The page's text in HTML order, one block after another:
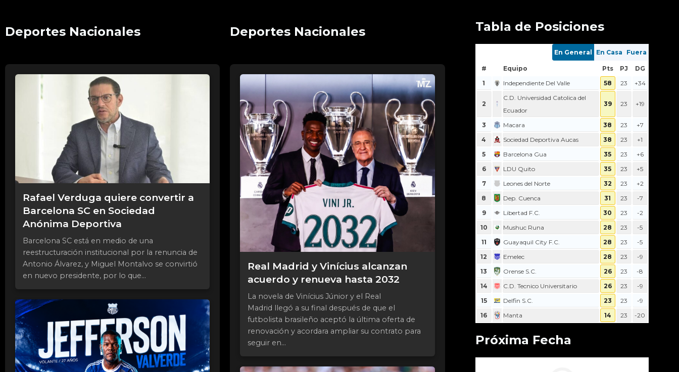
Deportes Nacionales
Rafael Verduga quiere convertir a
Barcelona SC en Sociedad
Anónima Deportiva
Barcelona SC está en medio de una
reestructuración institucional por la renuncia de
Antonio Álvarez, y Miguel Montalvo se convirtió
en nuevo presidente, por lo que...
Deportes Nacionales
Real Madrid y Vinícius alcanzan
acuerdo y renueva hasta 2032
La novela de Vinícius Júnior y el Real
Madrid llegó a su final después de que el
futbolista brasileño aceptó la última oferta de
renovación y acordara ampliar su contrato para
seguir en...
Tabla de Posiciones
En General En Casa Fuera
# Equipo Pts PJ
DG
1
Independiente Del Valle 58 23 +34
2
C.D. Universidad Catolica del
Ecuador
39 23 +19
3 Macara 38 23
+7
4
Sociedad Deportiva Aucas 38 23
+1
5
Barcelona Gua 35 23
+6
6
LDU Quito 35 23
+5
7
Leones del Norte 32 23
+2
8
Dep. Cuenca 31 23
-7
9
Libertad F.C. 30 23
-2
10
Mushuc Runa 28 23
-5
11
Guayaquil City F.C. 28 23
-5
12
Emelec 28 23
-9
13
Orense S.C. 26 23
-8
14
C.D. Tecnico Universitario 26 23
-9
15
Delfin S.C. 23 23
-9
16
Manta 14 23 -20
Próxima Fecha